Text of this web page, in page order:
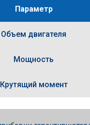
Параметр
Объем двигателя
Мощность
Крутящий момент